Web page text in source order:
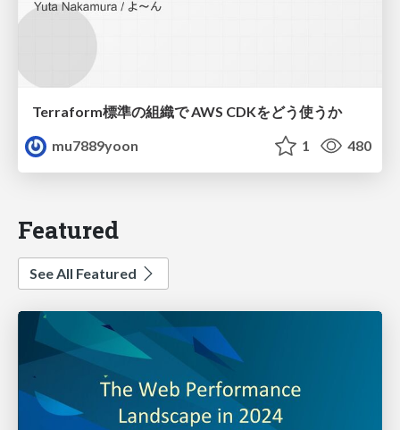
Terraform標準の組織で AWS CDKをどう使うか
mu7889yoon
1 480
Featured
See All Featured